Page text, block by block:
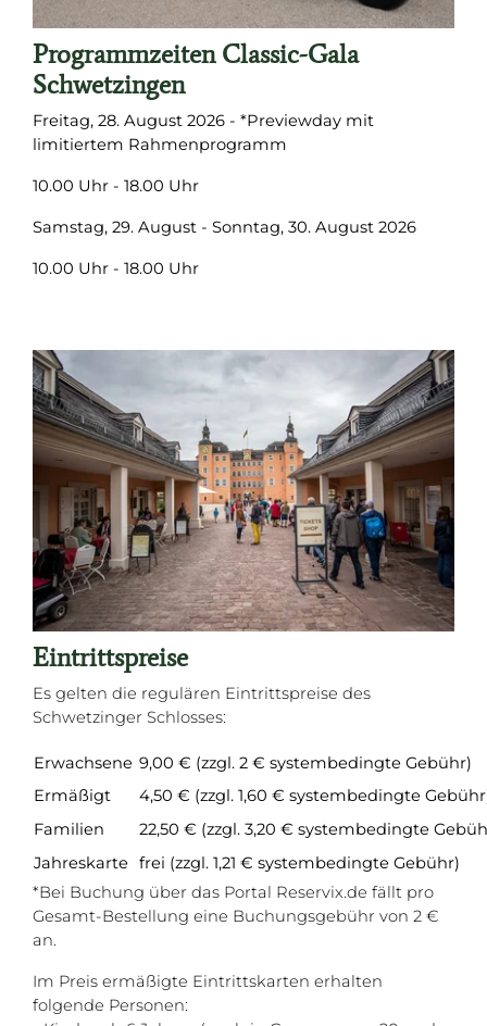
Programmzeiten Classic-Gala
Schwetzingen
Freitag, 28. August 2026 - *Previewday mit
limitiertem Rahmenprogramm
10.00 Uhr - 18.00 Uhr
Samstag, 29. August - Sonntag, 30. August 2026
10.00 Uhr - 18.00 Uhr
Eintrittspreise
Es gelten die regulären Eintrittspreise des
Schwetzinger Schlosses:
Erwachsene 9,00 € (zzgl. 2 € systembedingte Gebühr)
Ermäßigt
4,50 € (zzgl. 1,60 € systembedingte
Familien
22,50 € (zzgl. 3,20 € systembedingte
Jahreskarte frei (zzgl. 1,21 € systembedingte Gebühr)
*Bei Buchung über das Portal Reservix.de fällt pro
Gesamt-Bestellung eine Buchungsgebühr von 2 €
an.
Im Preis ermäßigte Eintrittskarten erhalten
folgende Personen: